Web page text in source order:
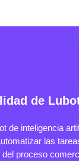
de
de inteligencia
las
proceso